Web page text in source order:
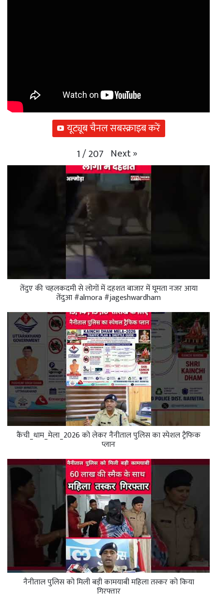
यूट्यूब चैनल सबस्क्राइब करें
1/207 Next»
तेंदुए की चहलकदमी से लोगों में दहशत बाजार में घूमता नजर आया
तेंदुआ #almora #jageshwardham
कैंची_धाम_मेला_2026 को लेकर नैनीताल पुलिस का स्पेशल ट्रैफिक
प्लान
नैनीताल पुलिस को मिली बड़ी कामयाबी महिला तस्कर को किया
गिरफ्तार